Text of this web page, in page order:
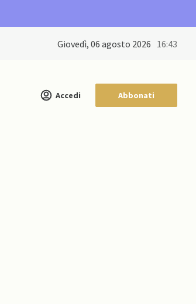
giovedì, 06 agosto 2026 16:43
Accedi Abbonati